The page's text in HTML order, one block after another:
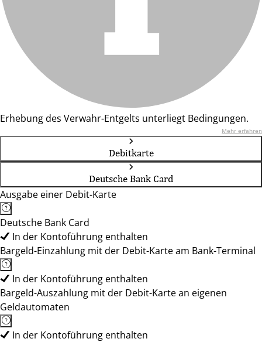
Erhebung des Verwahr-Entgelts unterliegt Bedingungen.
Mehr erfahren
Debitkarte
Deutsche Bank Card
Ausgabe einer Debit-Karte
Deutsche Bank Card
In der Kontoführung enthalten
Bargeld-Einzahlung mit der Debit-Karte am Bank-Terminal
In der Kontoführung enthalten
Bargeld-Auszahlung mit der Debit-Karte an eigenen
Geldautomaten
In der Kontoführung enthalten